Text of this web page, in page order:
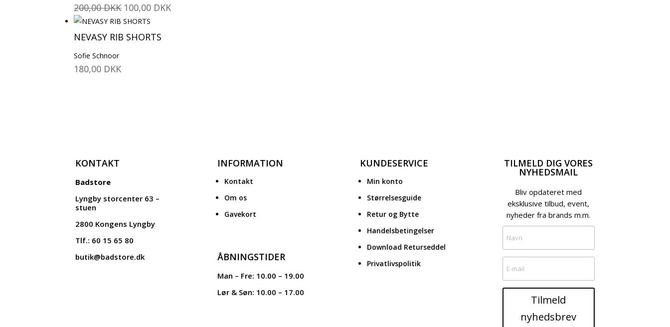
200,00DKK Den
oprindelige
pris
100,00 DKKDen
NEVASY RIB SHORTS
Sofie Schnoor
180,00 DKK
KONTAKT
Badstore
Lyngby storcenter 63 –
stuen
2800 Kongens Lyngby
Tlf.: 60 15 65 80
butik@badstore.dk
INFORMATION
Kontakt
Om os
Gavekort
ÅBNINGSTIDER
Man – Fre: 10.00 – 19.00
Lør & Søn: 10.00 – 17.00
KUNDESERVICE
Min konto
Størrelsesguide
Retur og Bytte
Handelsbetingelser
Download Returseddel
Privatlivspolitik
TILMELD DIG VORES
NYHEDSMAIL
Bliv opdateret med
eksklusive tilbud, event,
nyheder fra brands m.m.
Tilmeld
nyhedsbrev